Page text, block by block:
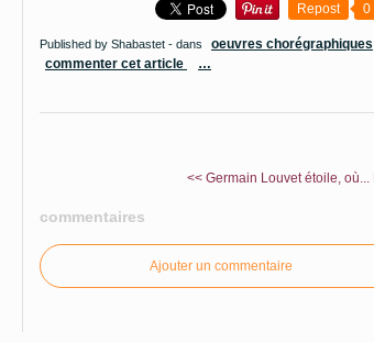
Repost 0
Published by Shabastet - dans
oeuvres chorégraphiques
commenter cet article
…
<< Germain Louvet étoile, où...
commentaires
Ajouter un commentaire